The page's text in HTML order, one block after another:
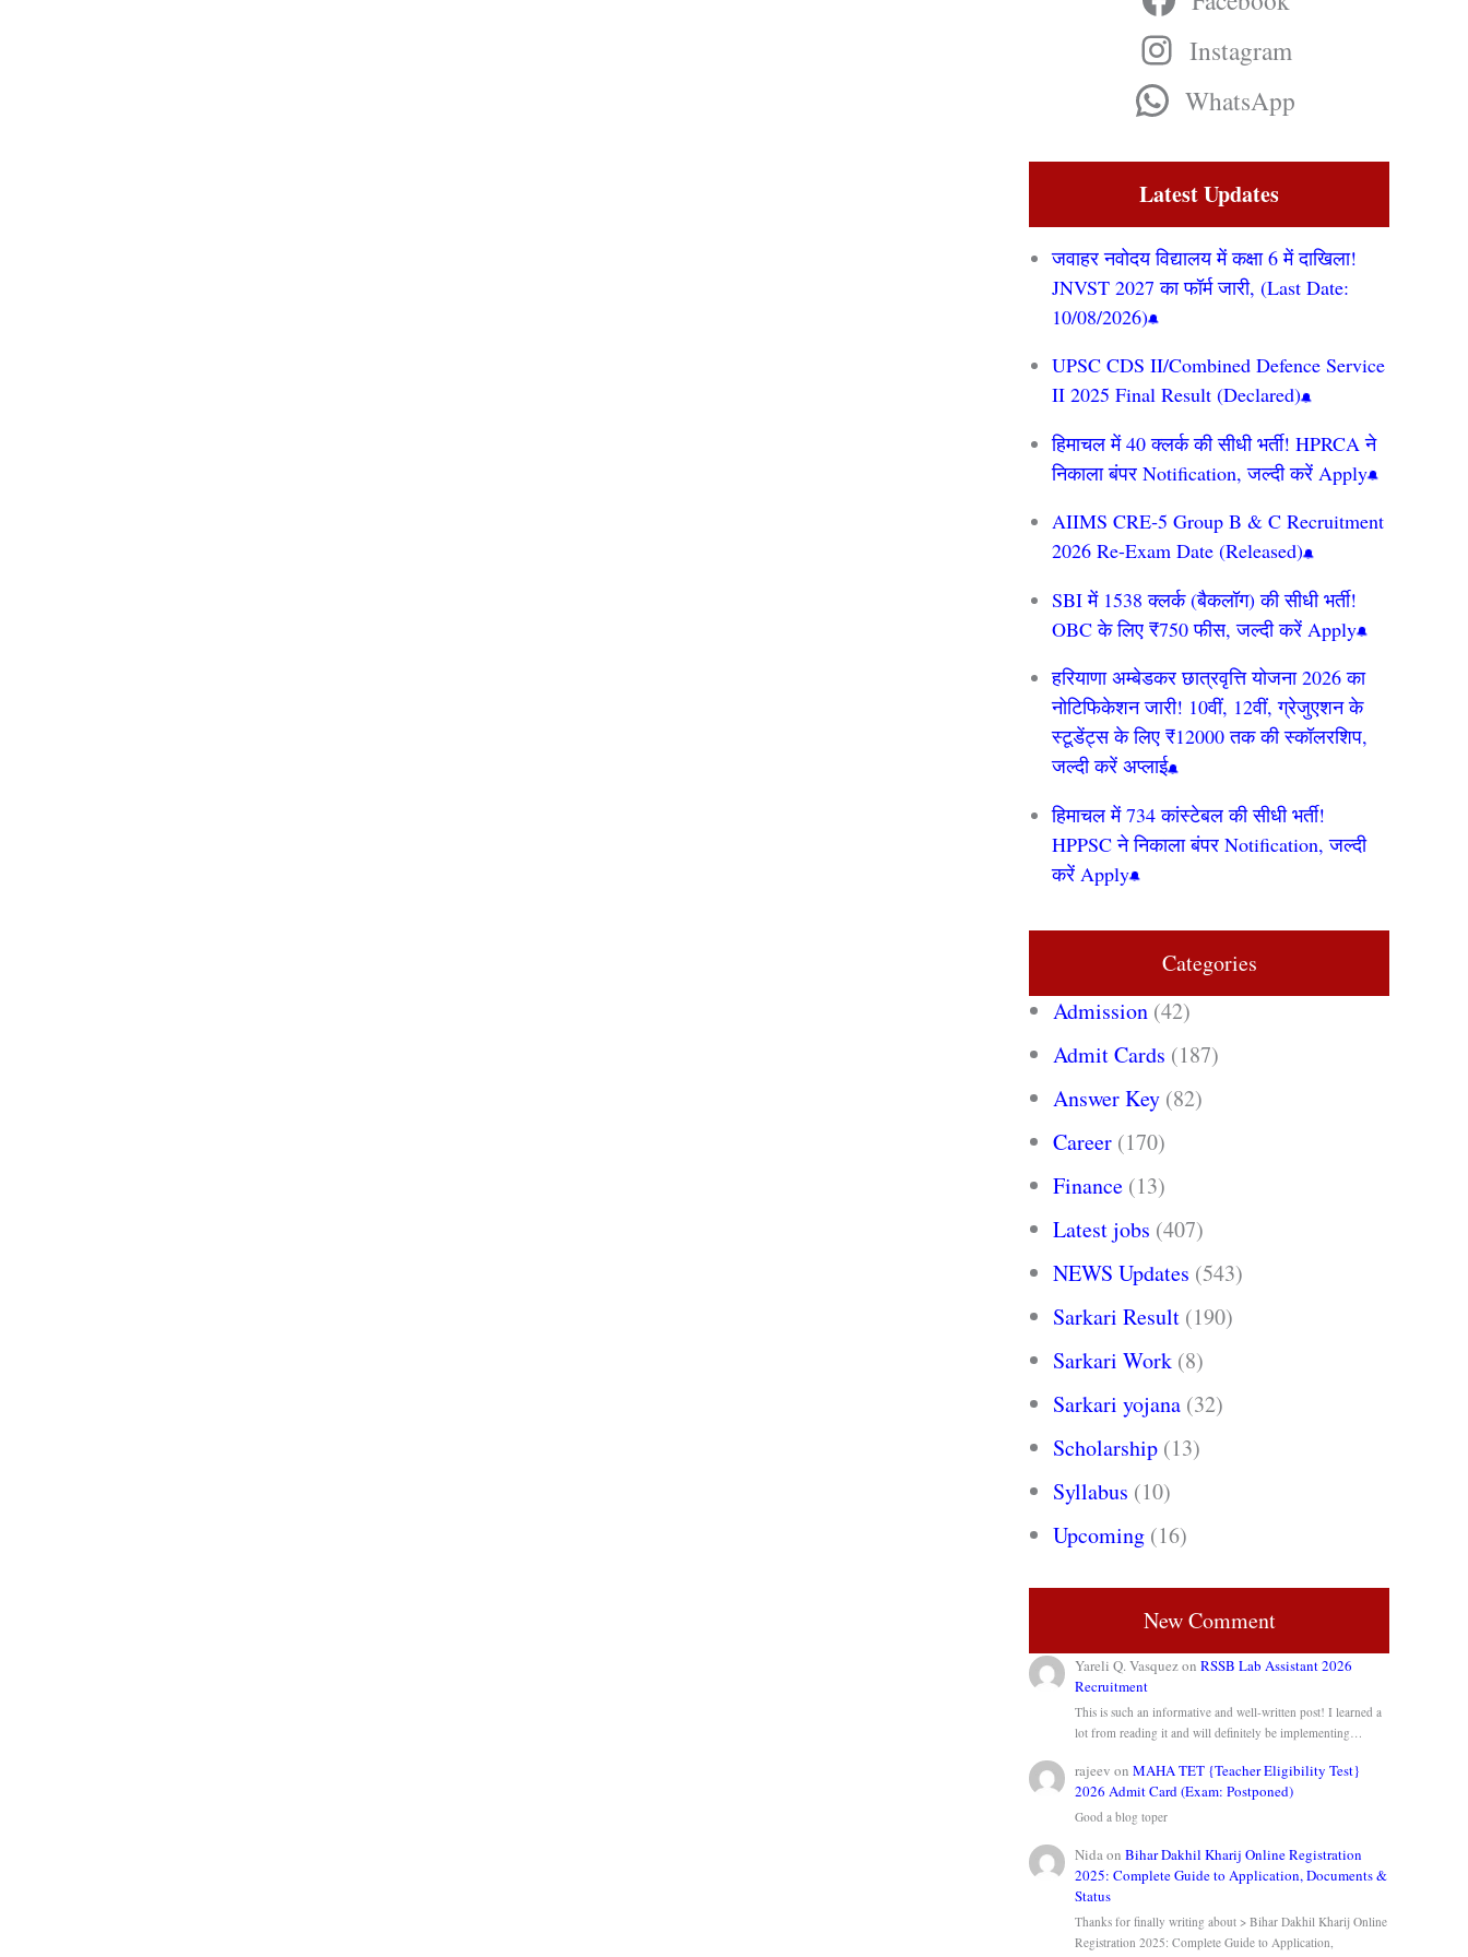
Instagram
WhatsApp
Latest Updates
जवाहर नवोदय विद्यालय में कक्षा 6 में दाखिला!
JNVST 2027 का फॉर्म जारी, (Last Date:
10/08/2026)
UPSC CDS II/Combined Defence Service
II 2025 Final Result (Declared)
हिमाचल में 40 क्लर्क की सीधी भर्ती! HPRCA ने
निकाला बंपर Notification, जल्दी करें Apply
AIIMS CRE‑5 Group B & C Recruitment
2026 Re-Exam Date (Released)
SBI में 1538 क्लर्क (बैकलॉग) की सीधी भर्ती!
OBC के लिए ₹750 फीस, जल्दी करें Apply
हरियाणा अम्बेडकर छात्रवृत्ति योजना 2026 का
नोटिफिकेशन जारी! 10वीं, 12वीं, ग्रेजुएशन के
स्टूडेंट्स के लिए ₹12000 तक की स्कॉलरशिप,
जल्दी करें अप्लाई
हिमाचल में 734 कांस्टेबल की सीधी भर्ती!
HPPSC ने निकाला बंपर Notification, जल्दी
करें Apply
Categories
Admission (42)
Admit Cards (187)
Answer Key (82)
Career (170)
Finance (13)
Latest jobs (407)
NEWS Updates (543)
Sarkari Result (190)
Sarkari Work (8)
Sarkari yojana (32)
Scholarship (13)
Syllabus (10)
Upcoming (16)
New Comment
Yareli Q. VasquezonRSSB Lab Assistant 2026
Recruitment
This is such an informative and well-written post! I learned a
lot from reading it and will definitely be implementing…
rajeev onMAHA TET {Teacher Eligibility Test}
2026 Admit Card (Exam: Postponed)
Good a blog toper
NidaonBihar Dakhil Kharij Online Registration
2025: Complete Guide to Application, Documents &
Status
Thanks for finally writing about > Bihar Dakhil Kharij Online
Registration 2025: Complete Guide to Application,